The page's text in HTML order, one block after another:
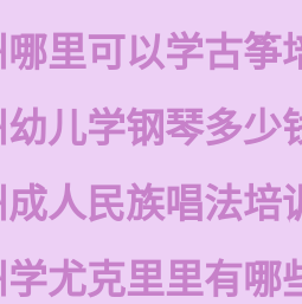
里可以学古筝
儿学钢琴多少
人民族唱法培
尤克里里有哪